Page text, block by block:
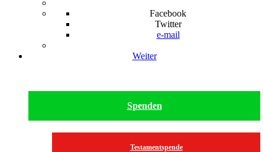
Facebook
Twitter
e-mail
Weiter
Spenden
Testamentspende